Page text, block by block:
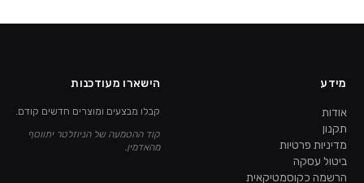
מידע
אודות
תקנון
מדיניות פרטיות
ביטול עסקה
הרשמה כקוסמטיקאית
הישארו מעודכנות
קבלו מבצעים ומוצרים חדשים קודם.
קוד ההטמעה של הניוזלטר יתווסף
מהאדמין.